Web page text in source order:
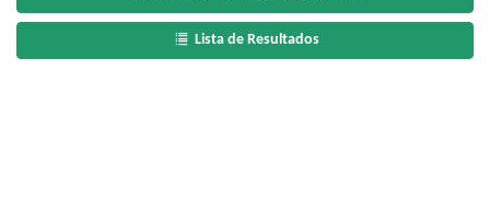
Lista de Resultados